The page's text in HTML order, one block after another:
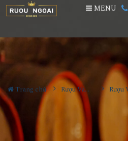
MENU
Trang chủ Rượu Vang